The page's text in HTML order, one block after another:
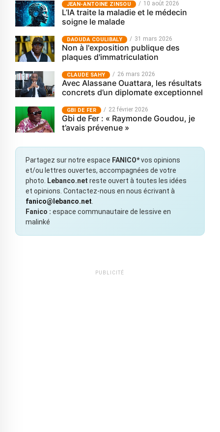
JEAN-ANTOINE ZINSOU 10 août 2026
L’IA traite la maladie et le médecin
soigne le malade
‎DAOUDA COULIBALY 31 mars 2026
Non à l'exposition publique des
plaques d'immatriculation
CLAUDE SAHY 26 mars 2026
Avec Alassane Ouattara, les résultats
concrets d’un diplomate exceptionnel
GBI DE FER 22 février 2026
Gbi de Fer : « Raymonde Goudou, je
t’avais prévenue »
Partagez sur notre espace FANICO*vos opinions
et/ou lettres ouvertes, accompagnées de votre
photo.
Lebanco.net reste ouvert à toutes les idées
et opinions. Contactez-nous en nous écrivant à
fanico@lebanco.net
Fanico : espace communautaire de lessive en
malinké
PUBLICITÉ